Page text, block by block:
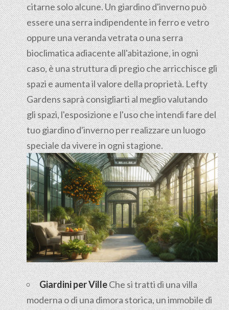
citarne solo alcune. Un giardino d'inverno può
essere una serra indipendente in ferro e vetro
oppure una veranda vetrata o una serra
bioclimatica adiacente all'abitazione, in ogni
caso, è una struttura di pregio che arricchisce gli
spazi e aumenta il valore della proprietà. Lefty
Gardens saprà consigliarti al meglio valutando
gli spazi, l'esposizione e l'uso che intendi fare del
tuo giardino d'inverno per realizzare un luogo
speciale da vivere in ogni stagione.
Giardini per VilleChe si tratti di una villa
moderna o di una dimora storica, un immobile di